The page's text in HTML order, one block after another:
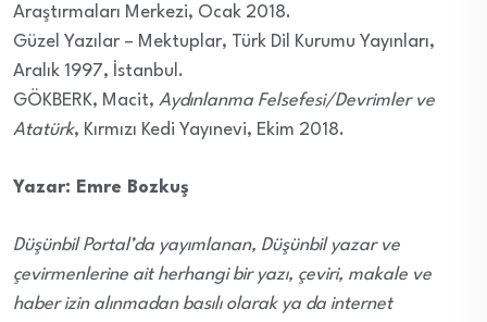
Araştırmaları Merkezi, Ocak 2018.
Güzel Yazılar – Mektuplar, Türk Dil Kurumu Yayınları,
Aralık 1997, İstanbul.
GÖKBERK, Macit, Aydınlanma Felsefesi/Devrimler ve
Atatürk, Kırmızı Kedi Yayınevi, Ekim 2018.
Yazar: Emre Bozkuş
Düşünbil Portal’da yayımlanan, Düşünbil yazar ve
çevirmenlerine ait herhangi bir yazı, çeviri, makale ve
haber izin alınmadan basılı olarak ya da internet